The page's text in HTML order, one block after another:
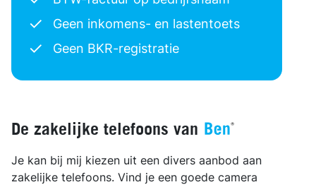
Geen inkomens- en lastentoets
Geen BKR-registratie
De zakelijke telefoons van
Je kan bij mij kiezen uit een divers aanbod aan
zakelijke telefoons. Vind je een goede camera